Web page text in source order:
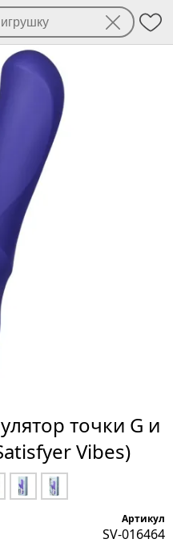
точки G и
Vibes)
Артикул
SV-016464
точки G и